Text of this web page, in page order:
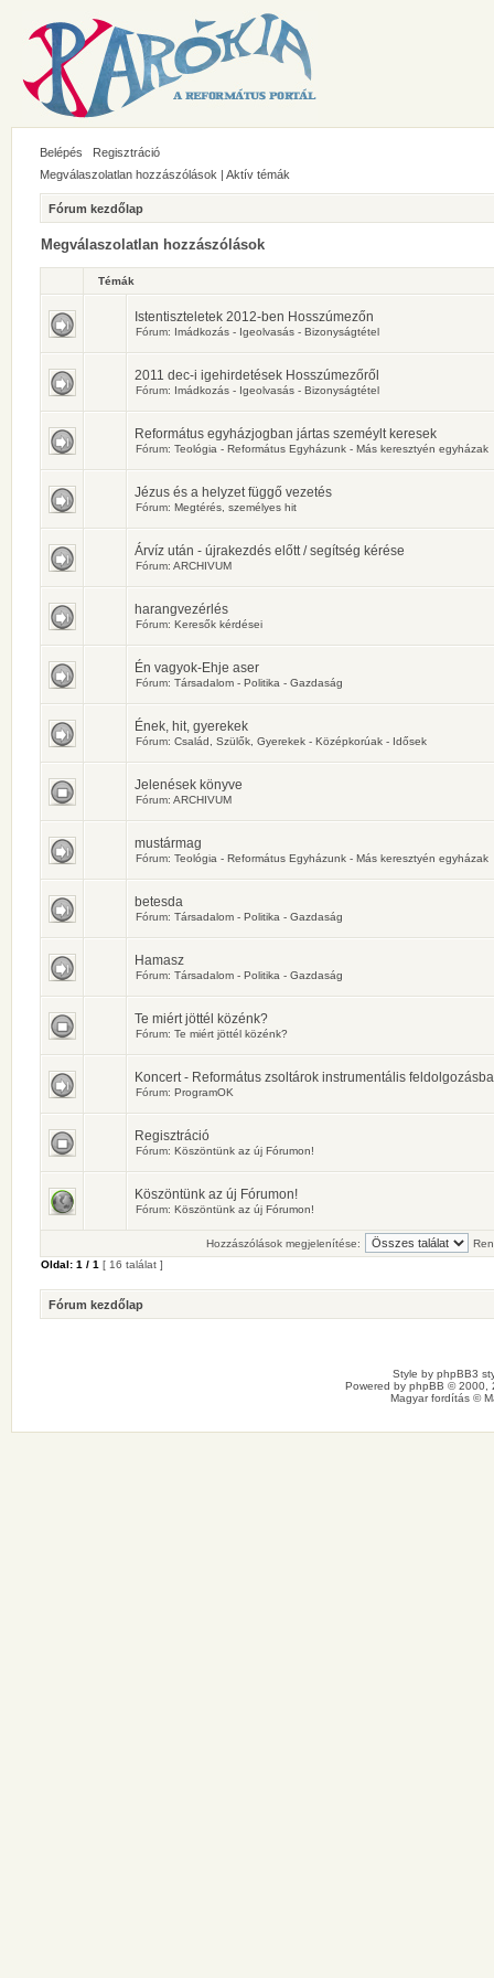
Belépés
Regisztráció
Megválaszolatlan hozzászólások | Aktív témák
Fórum kezdőlap
Megválaszolatlan hozzászólások
Témák
Istentiszteletek 2012-ben Hosszúmezőn
Fórum: Imádkozás - Igeolvasás - Bizonyságtétel
2011 dec-i igehirdetések Hosszúmezőről
Fórum: Imádkozás - Igeolvasás - Bizonyságtétel
Református egyházjogban jártas szeméylt keresek
Fórum: Teológia - Református Egyházunk - Más keresztyén egyházak
Jézus és a helyzet függő vezetés
Fórum: Megtérés, személyes hit
Árvíz után - újrakezdés előtt / segítség kérése
Fórum: ARCHIVUM
harangvezérlés
Fórum: Keresők kérdései
Én vagyok-Ehje aser
Fórum: Társadalom - Politika - Gazdaság
Ének, hit, gyerekek
Fórum: Család, Szülők, Gyerekek - Középkorúak - Idősek
Jelenések könyve
Fórum: ARCHIVUM
mustármag
Fórum: Teológia - Református Egyházunk - Más keresztyén egyházak
betesda
Fórum: Társadalom - Politika - Gazdaság
Hamasz
Fórum: Társadalom - Politika - Gazdaság
Te miért jöttél közénk?
Fórum: Te miért jöttél közénk?
Koncert - Református zsoltárok instrumentális
Fórum: ProgramOK
Regisztráció
Fórum: Köszöntünk az új Fórumon!
Köszöntünk az új Fórumon!
Fórum: Köszöntünk az új Fórumon!
Hozzászólások megjelenítése:
Oldal: 1 / 1 [ 16 találat ]
Fórum kezdőlap
Style by phpBB3
Powered by phpBB © 2000,
Magyar fordítás ©